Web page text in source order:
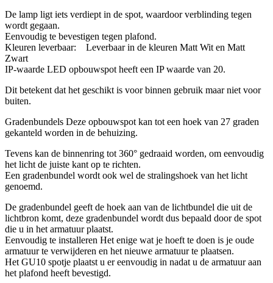
De lamp ligt iets verdiept in de spot, waardoor verblinding tegen
wordt gegaan.
Eenvoudig te bevestigen tegen plafond.
Kleuren leverbaar: Leverbaar in de kleuren Matt Wit en Matt
Zwart
IP-waarde LED opbouwspot heeft een IP waarde van 20.
Dit betekent dat het geschikt is voor binnen gebruik maar niet voor
buiten.
Gradenbundels Deze opbouwspot kan tot een hoek van 27 graden
gekanteld worden in de behuizing.
Tevens kan de binnenring tot 360° gedraaid worden, om eenvoudig
het licht de juiste kant op te richten.
Een gradenbundel wordt ook wel de stralingshoek van het licht
genoemd.
De gradenbundel geeft de hoek aan van de lichtbundel die uit de
lichtbron komt, deze gradenbundel wordt dus bepaald door de spot
die u in het armatuur plaatst.
Eenvoudig te installeren Het enige wat je hoeft te doen is je oude
armatuur te verwijderen en het nieuwe armatuur te plaatsen.
Het GU10 spotje plaatst u er eenvoudig in nadat u de armatuur aan
het plafond heeft bevestigd.